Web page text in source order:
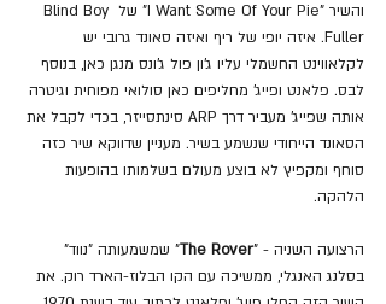
והשיר "I Want Some Of Your Pie" של Blind Boy
Fuller. איזה יופי של ריף ואיזה סאונד גרובי יש
לקלאווינט החשמלי עליו ג'ון פול ג'ונס מנגן כאן, בנוסף
לבס. פלאנט ופייג' מחליפים כאן סולואי מפוחית וגיטרה
אותה שפייג' מעביר דרך ARP סינתסייזר, בכדי לקבל את
הסאונד הייחודי שנשמע בשיר. מעניין שדווקא שיר כזה
סוחף ומקפיץ לא בוצע מעולם בשלמותו בהופעות
הלהקה.
הרצועה השניה - "The Rover" שמשמעותה "נווד"
בסלנג האנגלי, ממשיכה עם הקו הבלוז-הארד רוק. את